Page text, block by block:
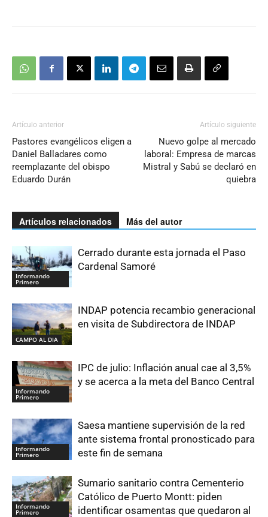
Artículo anterior
Pastores evangélicos eligen a
Daniel Balladares como
reemplazante del obispo
Eduardo Durán
Artículo siguiente
Nuevo golpe al mercado
laboral: Empresa de marcas
Mistral y Sabú se declaró en
quiebra
Artículos relacionados Más del autor
Informando
Primero
Cerrado durante esta jornada el Paso
Cardenal Samoré
CAMPO AL DIA
INDAP potencia recambio generacional
en visita de Subdirectora de INDAP
Informando
Primero
IPC de julio: Inflación anual cae al 3,5%
y se acerca a la meta del Banco Central
Informando
Primero
Saesa mantiene supervisión de la red
ante sistema frontal pronosticado para
este fin de semana
Informando
Primero
Sumario sanitario contra Cementerio
Católico de Puerto Montt: piden
identificar osamentas que quedaron al